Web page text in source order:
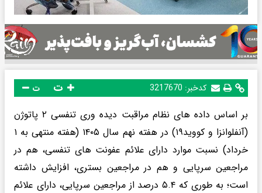
کدخبر: 3217670 ت
بر اساس داده های نظام مراقبت دیده وری تنفسی ۲ پاتوژن
(آنفلوانزا و کووید۱۹) در هفته نهم سال ۱۴۰۵ (هفته منتهی به ۱
خرداد) نسبت موارد دارای علائم عفونت های تنفسی، هم در
مراجعین سرپایی و هم در مراجعین بستری، افزایش داشته
است؛ به طوری که ۵.۴ درصد از مراجعین سرپایی، دارای علائم